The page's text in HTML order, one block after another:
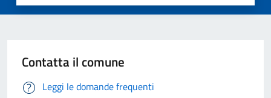
Contatta il comune
Leggi le domande frequenti